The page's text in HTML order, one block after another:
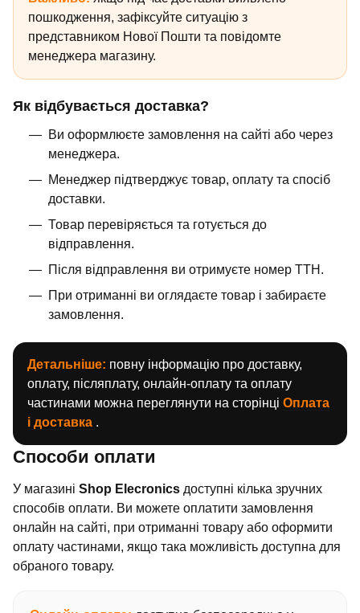
пошкодження, зафіксуйте ситуацію з
представником Нової Пошти та повідомте
менеджера магазину.
Як відбувається доставка?
Ви оформлюєте замовлення на сайті або через
менеджера.
Менеджер підтверджує товар, оплату та спосіб
доставки.
Товар перевіряється та готується до
відправлення.
Після відправлення ви отримуєте номер ТТН.
При отриманні ви оглядаєте товар і забираєте
замовлення.
Детальніше: повну інформацію про доставку,
оплату, післяплату, онлайн-оплату та оплату
частинами можна переглянути на сторінці Оплата
і доставка .
Способи оплати
У магазині Shop Elecronics доступні кілька зручних
способів оплати. Ви можете оплатити замовлення
онлайн на сайті, при отриманні товару або оформити
оплату частинами, якщо така можливість доступна для
обраного товару.